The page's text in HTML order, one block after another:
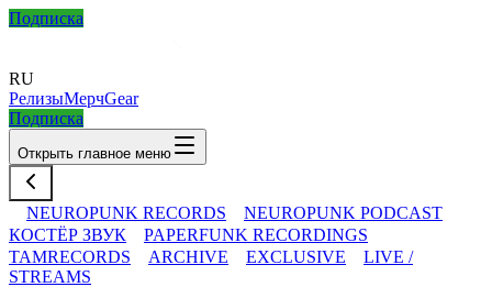
Подписка
RU
РелизыМерчGear
Подписка
Открыть главное меню
NEUROPUNK RECORDS
NEUROPUNK PODCAST
КОСТЁР ЗВУК
PAPERFUNK RECORDINGS
TAMRECORDS
ARCHIVE EXCLUSIVE
LIVE /
STREAMS